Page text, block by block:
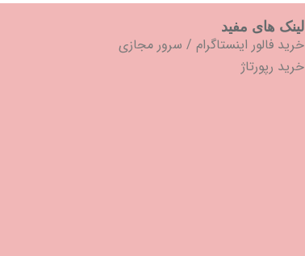
لینک های مفید
خرید فالور اینستاگرام / سرور مجازی
خرید رپورتاژ